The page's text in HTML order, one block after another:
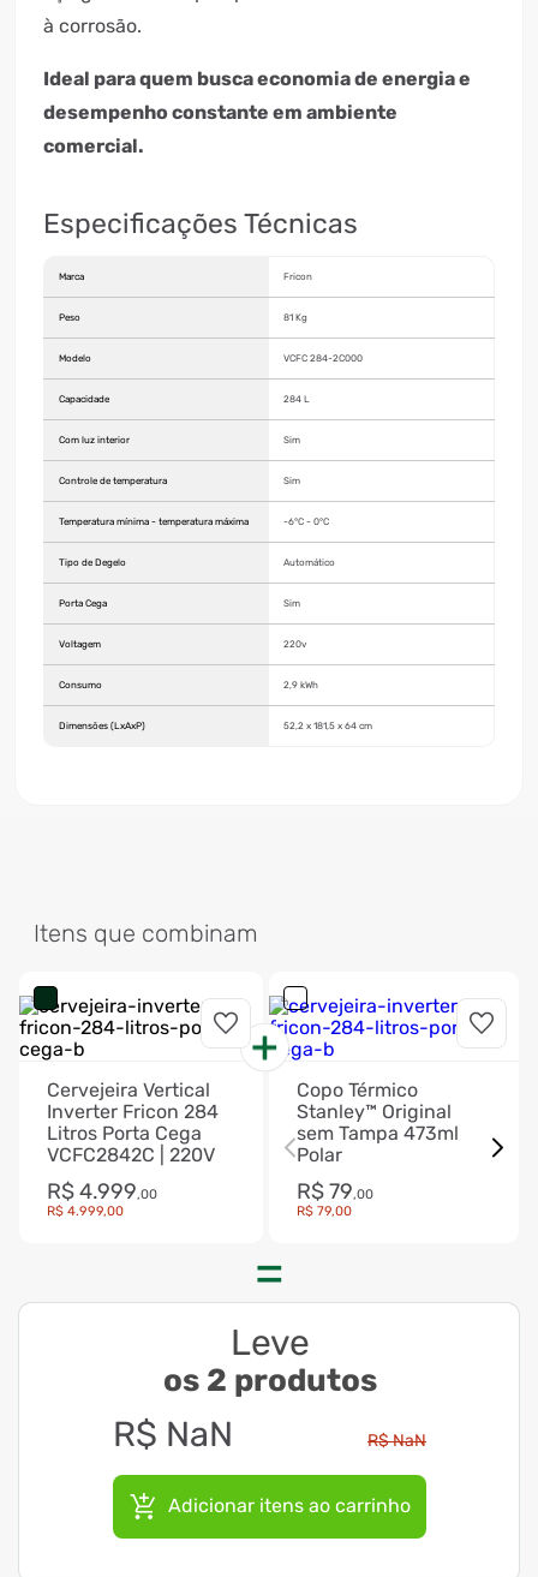
à corrosão.
Ideal para quem busca economia de energia e
desempenho constante em ambiente
comercial.
Especificações Técnicas
Marca Fricon
Peso 81 Kg
Modelo VCFC 284-2C000
Capacidade 284 L
Com luz interior Sim
Controle de temperatura Sim
Temperatura mínima - temperatura máxima -6°C - 0°C
Tipo de Degelo Automático
Porta Cega Sim
Voltagem 220v
Consumo 2,9 kWh
Dimensões (LxAxP) 52,2 x 181,5 x 64 cm
Itens que combinam
Cervejeira Vertical
Inverter Fricon 284
Litros Porta Cega
VCFC2842C | 220V
R$4.999,00
R$ 4.999,00
Copo Térmico
Stanley™ Original
sem Tampa 473ml
Polar
R$79,00
R$ 79,00
Leve
os 2 produtos
R$ NaN R$NaN
Adicionar itens ao carrinho